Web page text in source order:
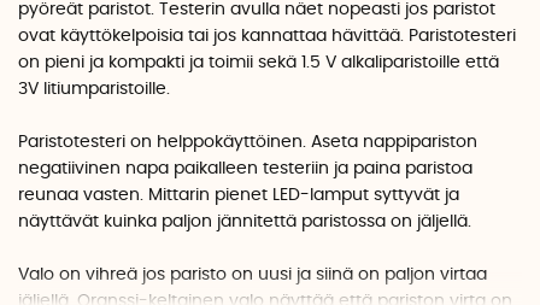
pyöreät paristot. Testerin avulla näet nopeasti jos paristot
ovat käyttökelpoisia tai jos kannattaa hävittää. Paristotesteri
on pieni ja kompakti ja toimii sekä 1.5 V alkaliparistoille että
3V litiumparistoille.
Paristotesteri on helppokäyttöinen. Aseta nappipariston
negatiivinen napa paikalleen testeriin ja paina paristoa
reunaa vasten. Mittarin pienet LED-lamput syttyvät ja
näyttävät kuinka paljon jännitettä paristossa on jäljellä.
Valo on vihreä jos paristo on uusi ja siinä on paljon virtaa
jäljellä. Oranssi-keltainen valo näyttää että pariston virta on